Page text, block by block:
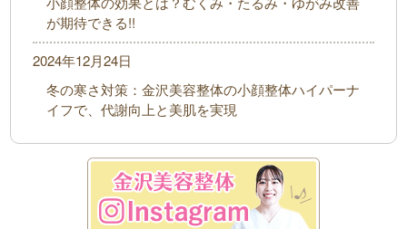
が期待できる!!
冬の寒さ対策：金沢美容整体の小顔整体ハイパーナ
イフで、代謝向上と美肌を実現
2024年12月24日